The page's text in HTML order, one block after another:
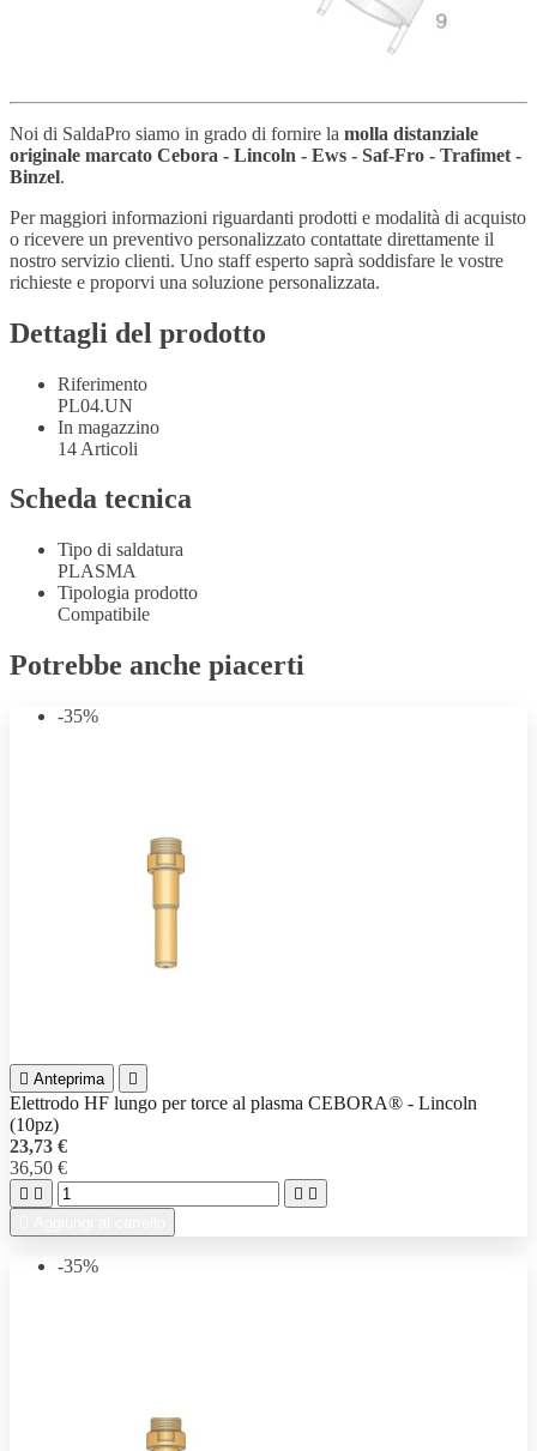
Noi di SaldaPro siamo in grado di fornire la molla distanziale
originale marcato Cebora - Lincoln - Ews - Saf-Fro - Trafimet -
Binzel.
Per maggiori informazioni riguardanti prodotti e modalità di acquisto
o ricevere un preventivo personalizzato contattate direttamente il
nostro servizio clienti. Uno staff esperto saprà soddisfare le vostre
richieste e proporvi una soluzione personalizzata.
Dettagli del prodotto
Riferimento
PL04.UN
In magazzino
14 Articoli
Scheda tecnica
Tipo di saldatura
PLASMA
Tipologia prodotto
Compatibile
Potrebbe anche piacerti
-35%
 Anteprima 
Elettrodo HF lungo per torce al plasma CEBORA® - Lincoln
(10pz)
23,73 €
36,50 €
   
-35%